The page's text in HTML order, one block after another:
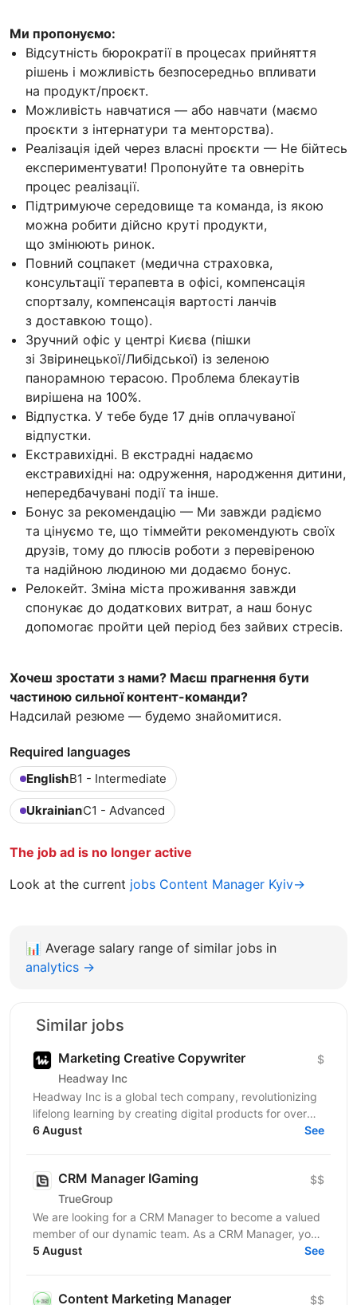
Ми пропонуємо:
Відсутність бюрократії в процесах прийняття
рішень і можливість безпосередньо впливати
на продукт/проєкт.
Можливість навчатися — або навчати (маємо
проєкти з інтернатури та менторства).
Реалізація ідей через власні проєкти — Не бійтесь
експериментувати! Пропонуйте та овнеріть
процес реалізації.
Підтримуюче середовище та команда, із якою
можна робити дійсно круті продукти,
що змінюють ринок.
Повний соцпакет (медична страховка,
консультації терапевта в офісі, компенсація
спортзалу, компенсація вартості ланчів
з доставкою тощо).
Зручний офіс у центрі Києва (пішки
зі Звіринецької/Либідської) із зеленою
панорамною терасою. Проблема блекаутів
вирішена на 100%.
Відпустка. У тебе буде 17 днів оплачуваної
відпустки.
Екстравихідні. В екстрадні надаємо
екстравихідні на: одруження, народження дитини,
непередбачувані події та інше.
Бонус за рекомендацію — Ми завжди радіємо
та цінуємо те, що тіммейти рекомендують своїх
друзів, тому до плюсів роботи з перевіреною
та надійною людиною ми додаємо бонус.
Релокейт. Зміна міста проживання завжди
спонукає до додаткових витрат, а наш бонус
допомогає пройти цей період без зайвих стресів.
Хочеш зростати з нами? Маєш прагнення бути
частиною сильної контент-команди?
Надсилай резюме — будемо знайомитися.
Required languages
EnglishB1 - Intermediate
UkrainianC1 - Advanced
The job ad is no longer active
Look at the current jobs Content Manager Kyiv→
📊 Average salary range of similar jobs in
analytics →
Similar jobs
Marketing Creative Copywriter
Headway Inc
$
Headway Inc is a global tech company, revolutionizing
lifelong learning by creating digital products for over
170 million users worldwide. Our mission is to...
6 August See
CRM Manager IGaming
TrueGroup
$$
We are looking for a CRM Manager to become a valued
member of our dynamic team. As a CRM Manager, you
will play a pivotal role in nurturing and retaining...
5 August See
Content Marketing Manager $$